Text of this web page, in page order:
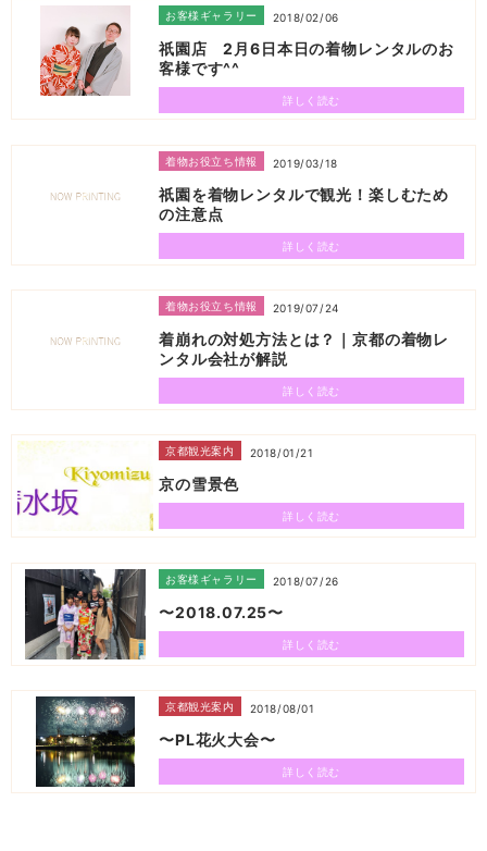
お客様ギャラリー 2018/02/06
祇園店 2月6日本日の着物レンタルのお
客様です^^
詳しく読む
着物お役立ち情報 2019/03/18
祇園を着物レンタルで観光！楽しむため
の注意点
詳しく読む
着物お役立ち情報 2019/07/24
着崩れの対処方法とは？｜京都の着物レ
ンタル会社が解説
詳しく読む
京都観光案内 2018/01/21
京の雪景色
詳しく読む
お客様ギャラリー 2018/07/26
〜2018.07.25〜
詳しく読む
京都観光案内 2018/08/01
〜PL花火大会〜
詳しく読む